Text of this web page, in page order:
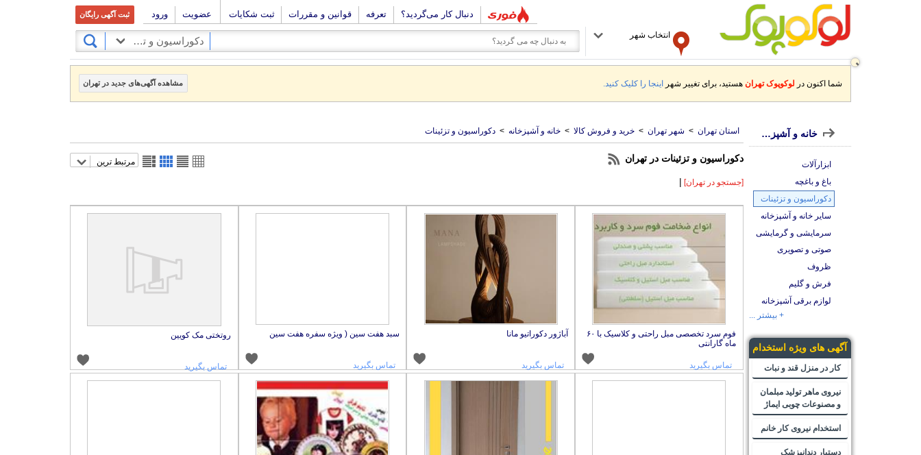
دنبال کار می‌گردید؟ تعرفه قوانین و مقررات ثبت شکایات عضویت ورود ثبت آگهی رایگان
انتخاب شهر
دکوراسیون و تزئینات
شما اکنون در لوکوپوک تهران هستید، برای تغییر شهر اینجا را کلیک کنید. مشاهده آگهی‌های جدید در تهران
استان تهران > شهر تهران > خرید و فروش کالا > خانه و آشپزخانه > دکوراسیون و تزئینات
دکوراسیون و تزئینات در تهران مرتبط ترین
[جستجو در تهران] |
فوم سرد تخصصی مبل راحتی و کلاسیک با ۶۰
ماه گارانتی
تماس بگیرید
آباژور دکوراتیو مانا
تماس بگیرید
سبد هفت سین ( ویژه سفره هفت سین
تماس بگیرید
روتختی مک کویین
تماس بگیرید
خانه و آشپزخانه
ابزارآلات
باغ و باغچه
دکوراسیون و تزئینات
سایر خانه و آشپزخانه
سرمایشی و گرمایشی
صوتی و تصویری
ظروف
فرش و گلیم
لوازم برقی آشپزخانه
+ بیشتر ...
آگهی های ویژه استخدام
کار در منزل قند و نبات
نیروی ماهر تولید مبلمان
و مصنوعات چوبی ایماژ
استخدام نیروی کار خانم
دستیار دندانپزشک